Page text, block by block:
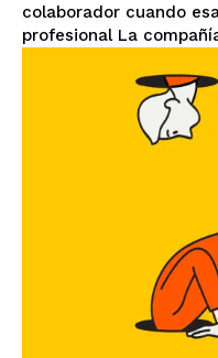
colaborador cuando
profesional La